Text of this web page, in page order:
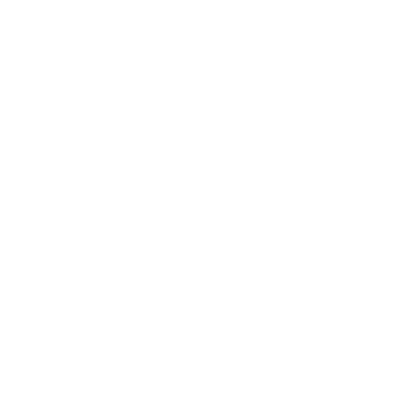
turística
dominicano se aprecia 6.1 % frente al dólar en lo que va de